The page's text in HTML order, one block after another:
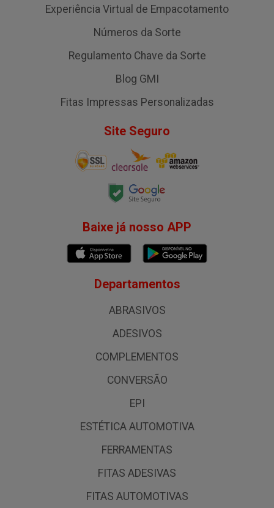
Experiência Virtual de Empacotamento
Números da Sorte
Regulamento Chave da Sorte
Blog GMI
Fitas Impressas Personalizadas
Site Seguro
Baixe já nosso APP
Departamentos
ABRASIVOS
ADESIVOS
COMPLEMENTOS
CONVERSÃO
EPI
ESTÉTICA AUTOMOTIVA
FERRAMENTAS
FITAS ADESIVAS
FITAS AUTOMOTIVAS